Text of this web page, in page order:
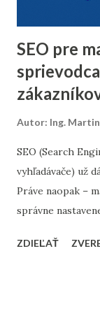
minuloročnej v...
SEO pre
Autor: Ing.
SEO (Search
vyhľadávače) už
Práve naopak –
správne
ako nastaviť SEO
ZDIEĽAŤ